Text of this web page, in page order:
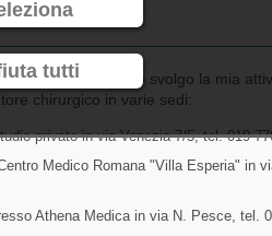
chirurgo della mano svolgo la mia
chirurgico in varie sedi:
privato in via Venezia 7/5, tel. 019
Medico Romana "Villa Esperia" in
Athena Medica in via N. Pesce, tel.
tutti